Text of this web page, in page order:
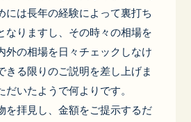
には長年の経験によって裏打ち
なりますし、その時々の相場を
外の相場を日々チェックしなけ
きる限りのご説明を差し上げま
だいたようで何よりです。
を拝見し、金額をご提示するだ